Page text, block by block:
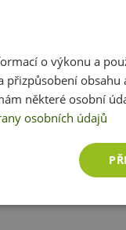
přímému
a
zvýrazněný.
Bezlepkové
kokosová
plodů.
o výkonu a
obsahu
některé osobní
osobních údajů